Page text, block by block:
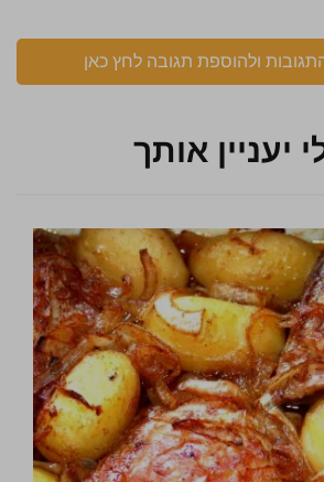
ולהוספת תגובה לחץ כאן
יעניין אותך